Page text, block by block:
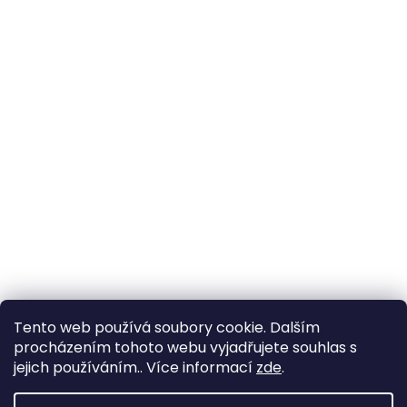
Tento web používá soubory cookie. Dalším
procházením tohoto webu vyjadřujete souhlas s
jejich používáním.. Více informací zde.